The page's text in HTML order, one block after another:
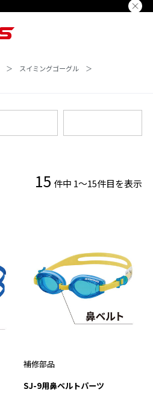
＞ スイミングゴーグル
＞
15 件中 1～15件目を表示
補修部品
SJ-9用鼻ベルトパーツ